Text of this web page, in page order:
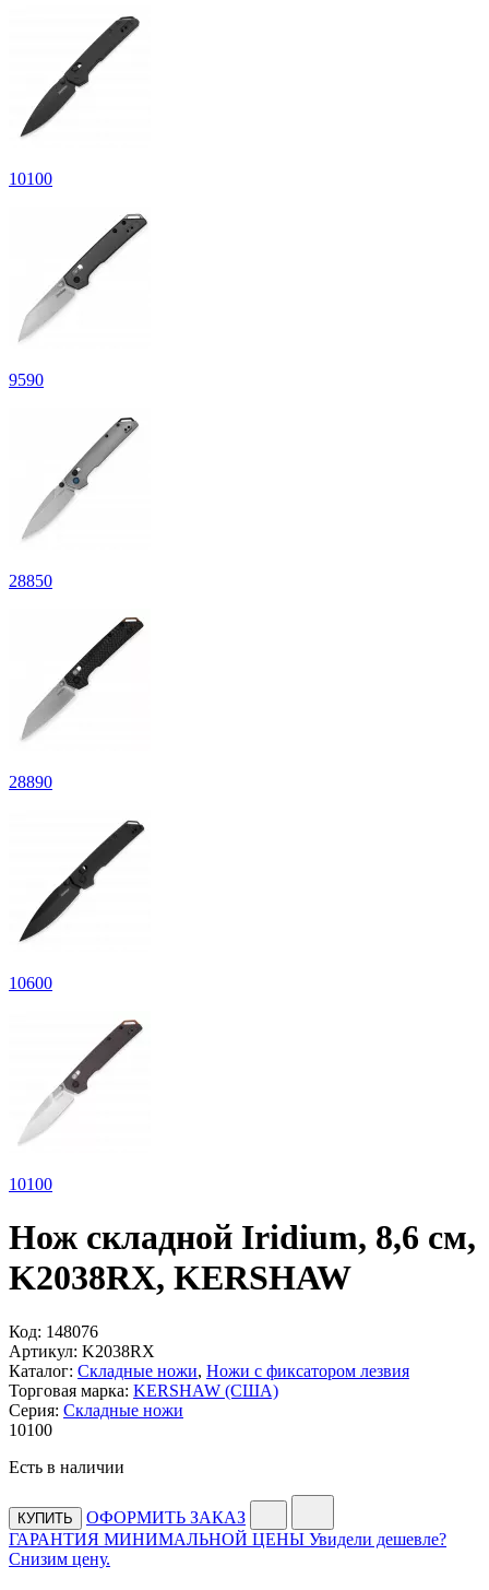
10100
9590
28850
28890
10600
10100
Нож складной Iridium, 8,6 см,
K2038RX, KERSHAW
Код: 148076
Артикул: K2038RX
Каталог: Складные ножи, Ножи с фиксатором лезвия
Торговая марка: KERSHAW (США)
Серия: Складные ножи
10100
Есть в наличии
КУПИТЬ
ОФОРМИТЬ ЗАКАЗ
ГАРАНТИЯ МИНИМАЛЬНОЙ ЦЕНЫ Увидели дешевле?
Снизим цену.